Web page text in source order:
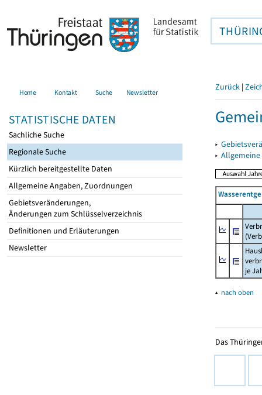
Home Kontakt Suche Newsletter
STATISTISCHE DATEN
Sachliche Suche
Regionale Suche
Kürzlich bereitgestellte Daten
Allgemeine Angaben, Zuordnungen
Gebietsveränderungen,
Änderungen zum Schlüsselverzeichnis
Definitionen und Erläuterungen
Newsletter
Zurück |
▸
▸
je
▴ nach oben
Das